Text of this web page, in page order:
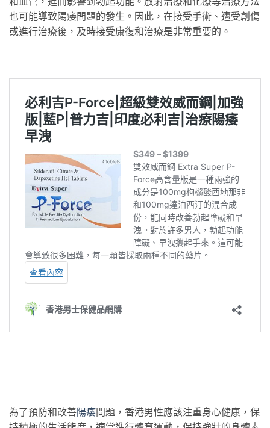
也可能導致陽痿問題的發生。因此，在接受手術、遭受創傷
或進行治療後，及時接受康復和治療是非常重要的。
為了預防和改善陽痿問題，香港男性應該注重身心健康，保